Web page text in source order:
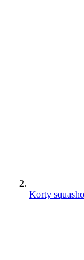
Korty